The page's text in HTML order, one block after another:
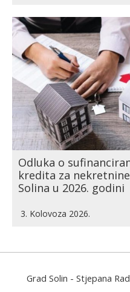
Odluka o
kredita za
Solina u 2026. godini
3. Kolovoza 2026.
Grad Solin - Stjepana